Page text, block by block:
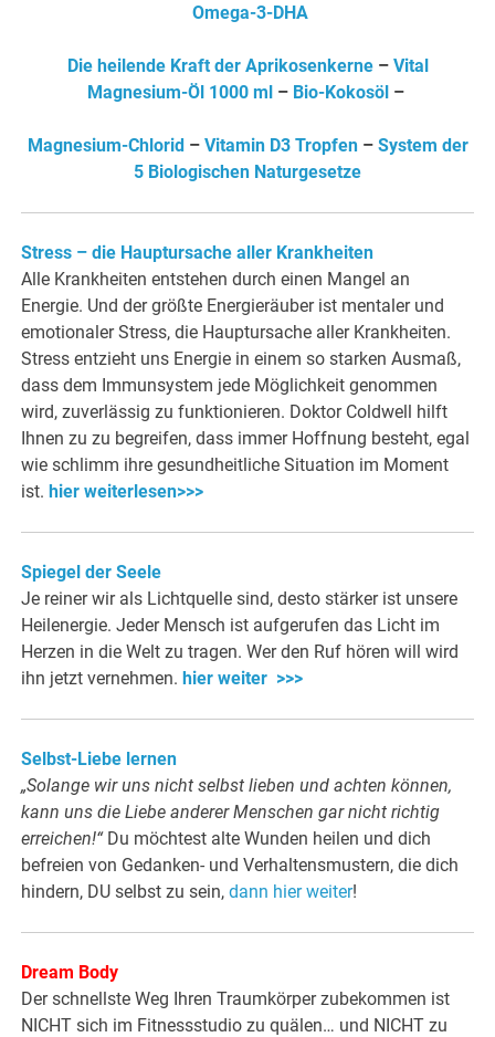
Omega-3-DHA
Die heilende Kraft der Aprikosenkerne– Vital
Magnesium-Öl 1000 ml– Bio-Kokosöl–
Magnesium-Chlorid– Vitamin D3 Tropfen– System der
5 Biologischen Naturgesetze
Stress – die Hauptursache aller Krankheiten
Alle Krankheiten entstehen durch einen Mangel an
Energie. Und der größte Energieräuber ist mentaler und
emotionaler Stress, die Hauptursache aller Krankheiten.
Stress entzieht uns Energie in einem so starken Ausmaß,
dass dem Immunsystem jede Möglichkeit genommen
wird, zuverlässig zu funktionieren. Doktor Coldwell hilft
Ihnen zu zu begreifen, dass immer Hoffnung besteht, egal
wie schlimm ihre gesundheitliche Situation im Moment
ist.hier weiterlesen>>>
Spiegel der Seele
Je reiner wir als Lichtquelle sind, desto stärker ist unsere
Heilenergie. Jeder Mensch ist aufgerufen das Licht im
Herzen in die Welt zu tragen. Wer den Ruf hören will wird
ihn jetzt vernehmen.hier weiter >>>
Selbst-Liebe lernen
„Solange wir uns nicht selbst lieben und achten können,
kann uns die Liebe anderer Menschen gar nicht richtig
erreichen!“ Du möchtest alte Wunden heilen und dich
befreien von Gedanken- und Verhaltensmustern, die dich
hindern, DU selbst zu sein,dann hier weiter!
Dream Body
Der schnellste Weg Ihren Traumkörper zubekommen ist
NICHT sich im Fitnessstudio zu quälen… und NICHT zu